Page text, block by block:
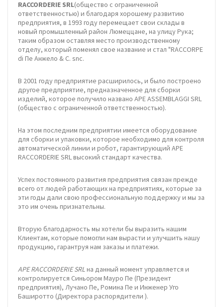
RACCORDERIE SRL(общество с ограниченной
ответственностью) и благодаря хорошему развитию
предприятия, в 1993 году перемещает свои склады в
новый промышленный район Люмеццане, на улицу Рука;
таким образом оставляя место производственному
отделу, который поменял свое название и стал "RACCORPE
di Пе Анжело & C. snc.
В 2001 году предприятие расширилось, и было построено
другое предприятие, предназначенное для сборки
изделий, которое получило названо APE ASSEMBLAGGI SRL
(общество с ограниченной ответственностью).
На этом последним предприятии имеется оборудование
для сборки и упаковки, которое необходимо для контроля
автоматической линии и робот, гарантирующий APE
RACCORDERIE SRL высокий стандарт качества.
Успех постоянного развития предприятия связан прежде
всего от людей работающих на предприятиях, которые за
эти годы дали свою профессиональную поддержку и мы за
это им очень признательны.
Вторую благодарность мы хотели бы выразить нашим
Клиентам, которые помогли нам вырасти и улучшить нашу
продукцию, гарантруя нам заказы и платежи.
APE RACCORDERIE SRLна данный момент управляется и
контролируется Синьором Мауро Пе (Президент
предприятия), Лучано Пе, Ромина Пе и Инженер Уго
Баширотто (Директора распорядители ).